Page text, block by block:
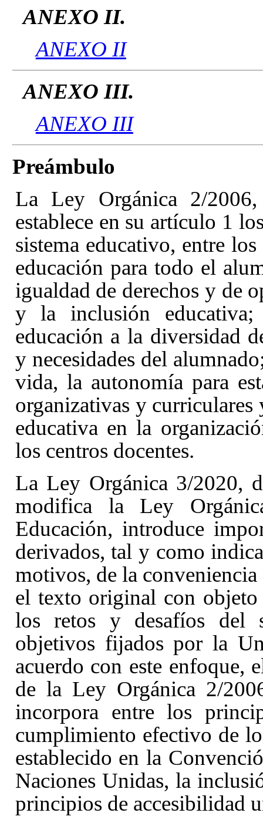
ANEXO II.
ANEXO II
ANEXO III.
ANEXO III
Preámbulo
La Ley Orgánica 2/
establece en su artículo 1
sistema educativo, entre
educación para todo el
igualdad de derechos y de
y la inclusión
educación a la diversidad
y necesidades del
vida, la autonomía para
organizativas y
educativa en la
los centros docentes.
La Ley Orgánica 3/2020,
modifica la Ley
Educación, introduce
derivados, tal y como
motivos, de la conveniencia
el texto original con objeto
los retos y desafíos del
objetivos fijados por la
acuerdo con este
de la Ley Orgánica 2/
incorpora entre los
cumplimiento efectivo de
establecido en la
Naciones Unidas, la
principios de accesibilidad